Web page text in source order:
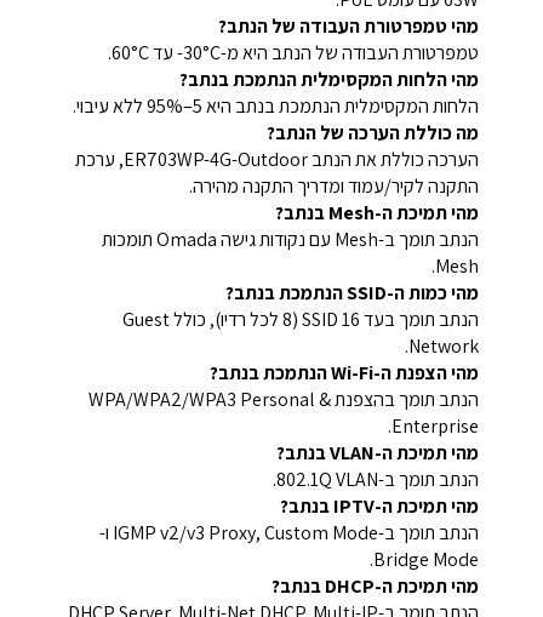
מהי טמפרטורת העבודה של הנתב?
טמפרטורת העבודה של הנתב היא מ-30°C- עד 60°C.
מהי הלחות המקסימלית הנתמכת בנתב?
הלחות המקסימלית הנתמכת בנתב היא 5–95% ללא עיבוי.
מה כוללת הערכה של הנתב?
הערכה כוללת את הנתב ER703WP-4G-Outdoor, ערכת
התקנה לקיר/עמוד ומדריך התקנה מהירה.
מהי תמיכת ה-Mesh בנתב?
הנתב תומך ב-Mesh עם נקודות גישה Omada תומכות
Mesh.
מהי כמות ה-SSID הנתמכת בנתב?
הנתב תומך בעד 16 SSID (8 לכל רדיו), כולל Guest
Network.
מהי הצפנת ה-Wi-Fi הנתמכת בנתב?
הנתב תומך בהצפנת WPA/WPA2/WPA3 Personal &
Enterprise.
מהי תמיכת ה-VLAN בנתב?
הנתב תומך ב-802.1Q VLAN.
מהי תמיכת ה-IPTV בנתב?
הנתב תומך ב-IGMP v2/v3 Proxy, Custom Mode ו-
Bridge Mode.
מהי תמיכת ה-DHCP בנתב?